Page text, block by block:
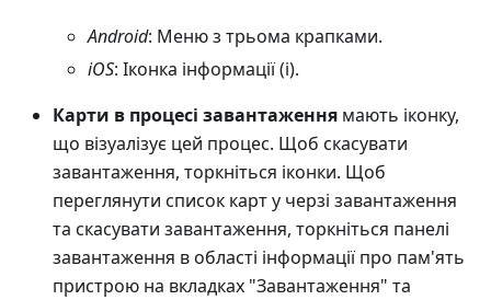
Android: Меню з трьома крапками.
iOS: Іконка інформації (i).
Карти в процесі завантаження мають іконку,
що візуалізує цей процес. Щоб скасувати
завантаження, торкніться іконки. Щоб
переглянути список карт у черзі завантаження
та скасувати завантаження, торкніться панелі
завантаження в області інформації про пам'ять
пристрою на вкладках "Завантаження" та